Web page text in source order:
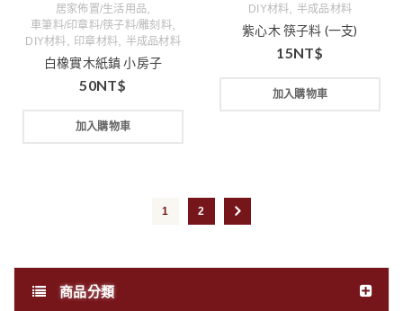
商品分類
居家佈置/生活用品
車筆料/印章料/筷子料/雕刻料,
DIY材料 印章材料 半成品材料
白橡實木紙鎮 小房子
50NT$
加入購物車
DIY材料 半成品材料
紫心木 筷子料 (一支)
15NT$
加入購物車
1 2